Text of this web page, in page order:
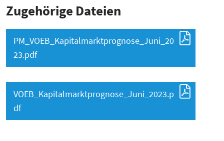
Zugehörige Dateien
PM_VOEB_Kapitalmarktprognose_Juni_20
23.pdf
VOEB_Kapitalmarktprognose_Juni_2023.p
df